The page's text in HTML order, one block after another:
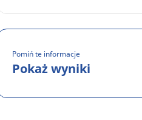
Pomiń te informacje
Pokaż wyniki